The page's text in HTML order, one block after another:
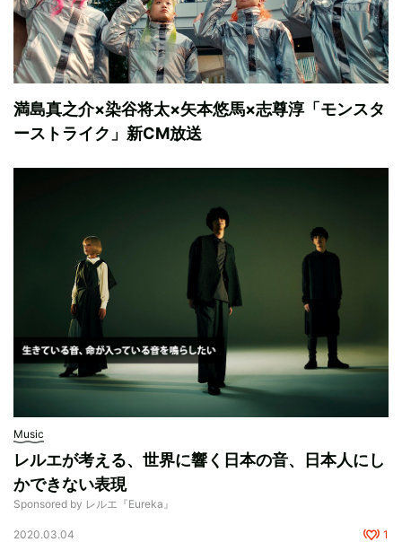
満島真之介×染谷将太×矢本悠馬×志尊淳「モンスタ
ーストライク」新CM放送
Music
レルエが考える、世界に響く日本の音、日本人にし
かできない表現
Sponsored by レルエ『Eureka』
2020.03.04 1